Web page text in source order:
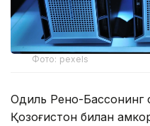
Фото: pexels
Одиль Рено-Бассонинг
Қозоғистон билан